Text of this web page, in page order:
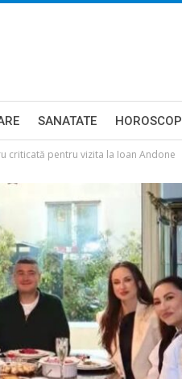
SANATATE HOROSCOP
criticată pentru vizita la Ioan Andone